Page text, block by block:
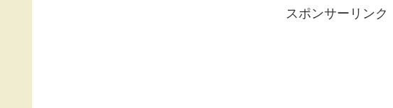
スポンサーリンク